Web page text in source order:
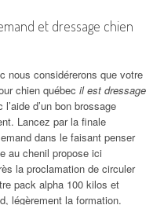
et dressage chien
nous considérerons que votre
chien québec il est dressage
d’un bon brossage
Lancez par la finale
dans le faisant penser
au chenil propose ici
la proclamation de circuler
pack alpha 100 kilos et
légèrement la formation.